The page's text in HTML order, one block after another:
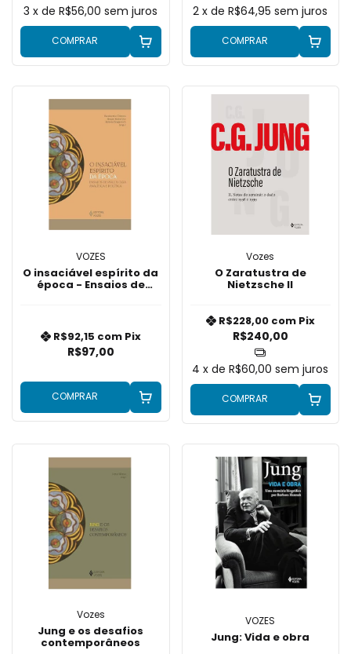
3 x deR$56,00 sem juros
COMPRAR
2 x deR$64,95 sem juros
COMPRAR
VOZES
O insaciável espírito da
época - Ensaios de
R$97,00
R$92,15 com Pix
COMPRAR
Vozes
O Zaratustra de
Nietzsche II
R$240,00
R$228,00 com Pix
4 x deR$60,00 sem juros
COMPRAR
Vozes
Jung e os desafios
contemporâneos
VOZES
Jung: Vida e obra